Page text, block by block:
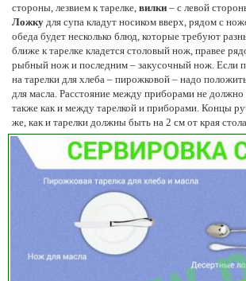
стороны, лезвием к тарелке, вилки – с левой
Ложку для супа кладут носиком вверх, рядом с
обеда будет несколько блюд, которые требуют
ближе к тарелке кладется столовый нож, правее
рыбный нож и последним – закусочный нож. Если
на тарелки для хлеба – пирожковой – надо
для масла. Расстояние между приборами не
также как и между тарелкой и приборами. Концы
же, как и тарелки должны быть на 2 см от края стола.